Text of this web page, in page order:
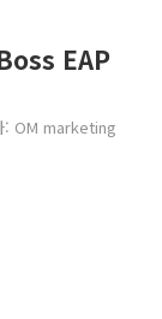
EAP
: OM marketing